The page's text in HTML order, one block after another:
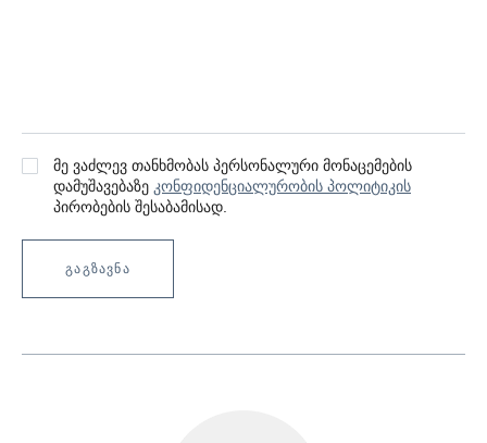
მე ვაძლევ თანხმობას პერსონალური მონაცემების
დამუშავებაზე კონფიდენციალურობის პოლიტიკის
პირობების შესაბამისად.
ᲒᲐᲒᲖᲐᲕᲜᲐ